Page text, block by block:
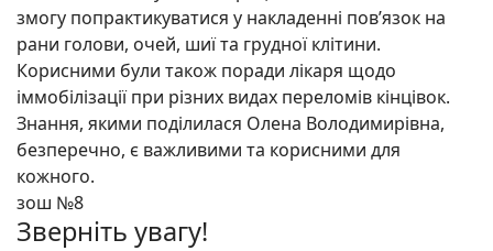
змогу попрактикуватися у накладенні пов’язок на
рани голови, очей, шиї та грудної клітини.
Корисними були також поради лікаря щодо
іммобілізації при різних видах переломів кінцівок.
Знання, якими поділилася Олена Володимирівна,
безперечно, є важливими та корисними для
кожного.
зош №8
Зверніть увагу!